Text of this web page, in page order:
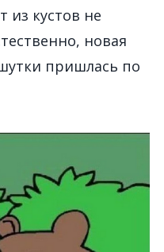
из кустов не
новая
пришлась по